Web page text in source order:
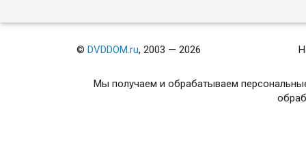
©DVDDOM.ru, 2003 — 2026
Мы получаем и обрабатываем